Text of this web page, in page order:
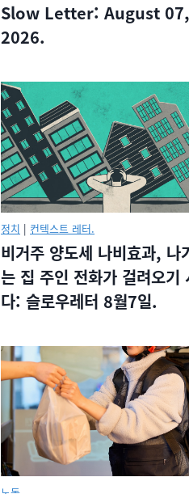
Slow Letter: August 07,
2026.
정치 | 컨텍스트 레터.
비거주 양도세 나비효과, 나
는 집 주인 전화가 걸려오기
다: 슬로우레터 8월7일.